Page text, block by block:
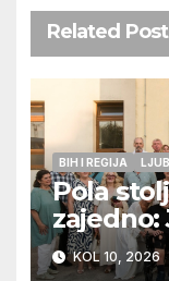
Related Post
BIH I REGIJA
Pola
zajedno:
50
KOL 10, 2026